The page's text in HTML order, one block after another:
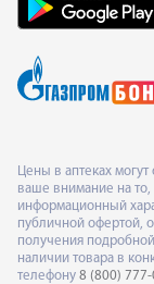
Цены в аптеках
ваше внимание на то,
информационный
публичной офертой,
получения
наличии товара в
телефону 8 (800)